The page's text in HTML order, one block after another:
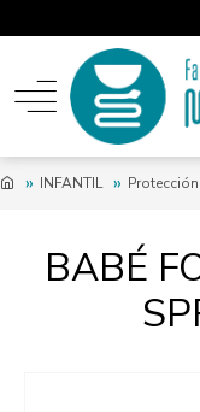
INFANTIL
BABÉ